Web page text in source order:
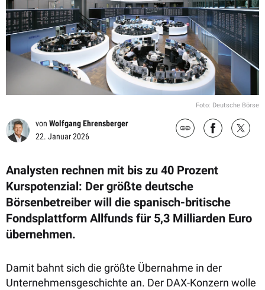
Foto: Deutsche Börse
von Wolfgang Ehrensberger
22. Januar 2026
Analysten rechnen mit bis zu 40 Prozent
Kurspotenzial: Der größte deutsche
Börsenbetreiber will die spanisch-britische
Fondsplattform Allfunds für 5,3 Milliarden Euro
übernehmen.
Damit bahnt sich die größte Übernahme in der
Unternehmensgeschichte an. Der DAX-Konzern wolle